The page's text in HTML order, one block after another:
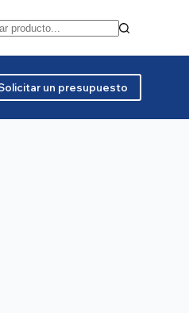
un presupuesto